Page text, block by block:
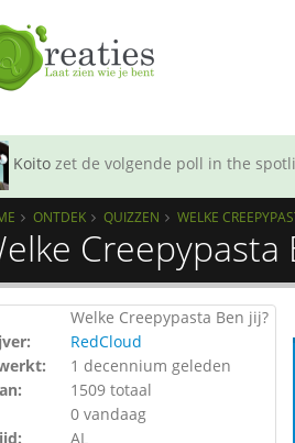
Koito zet de volgende poll in the
ONTDEK QUIZZEN WELKE
Welke Creepypasta Ben jij?
RedCloud
1 decennium geleden
1509 totaal
0 vandaag
AL